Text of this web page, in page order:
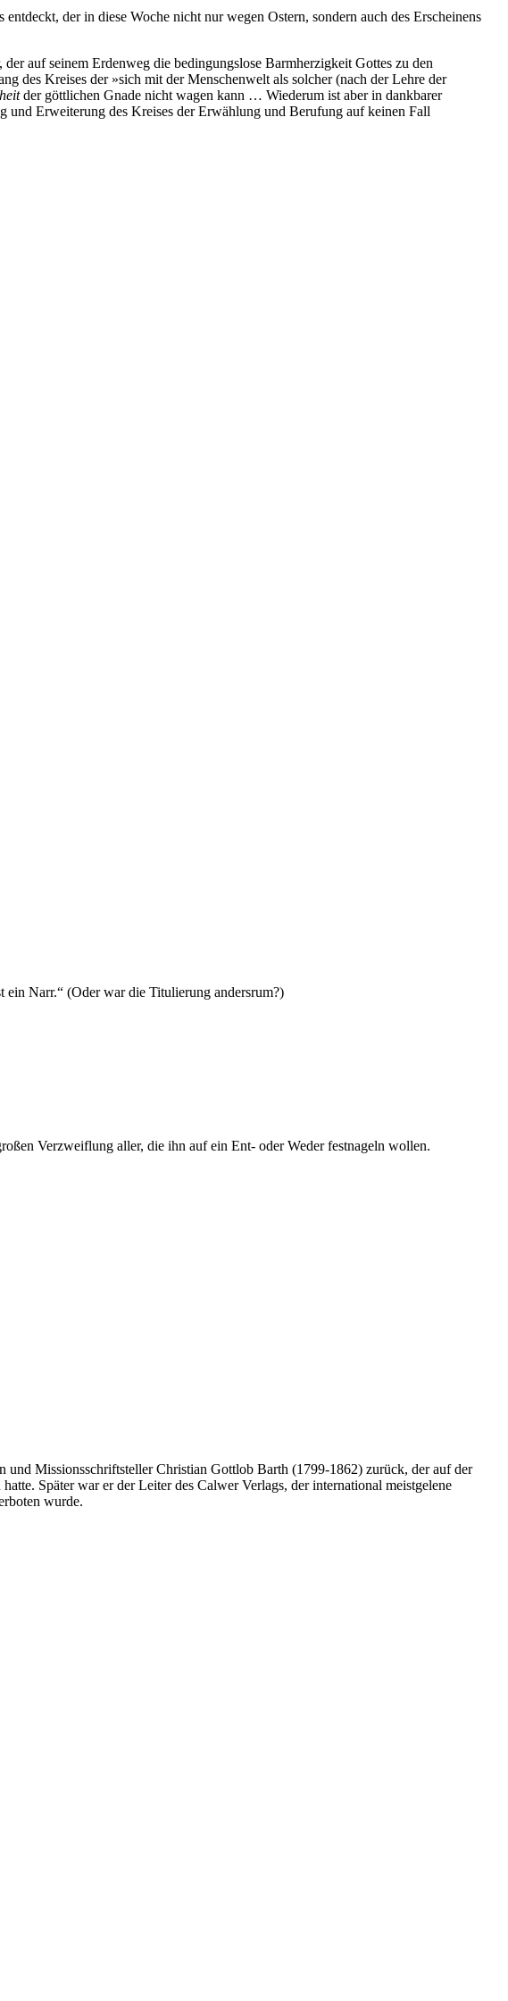
der in diese Woche nicht nur wegen Ostern, sondern auch des Erscheinens
auf seinem Erdenweg die bedingungslose Barmherzigkeit Gottes zu den
des Kreises der »sich mit der Menschenwelt als solcher (nach der Lehre der
der göttlichen Gnade nicht wagen kann … Wiederum ist aber in dankbarer
und Erweiterung des Kreises der Erwählung und Berufung auf keinen Fall
Narr.“ (Oder war die Titulierung andersrum?)
Verzweiflung aller, die ihn auf ein Ent- oder Weder festnageln wollen.
Missionsschriftsteller Christian Gottlob Barth (1799-1862) zurück, der auf der
Später war er der Leiter des Calwer Verlags, der international meistgelene
wurde.